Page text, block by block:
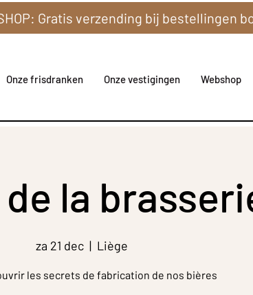
Onze frisdranken Onze vestigingen Webshop
la
za 21 dec
  |
Liège
les secrets de fabrication de nos bières